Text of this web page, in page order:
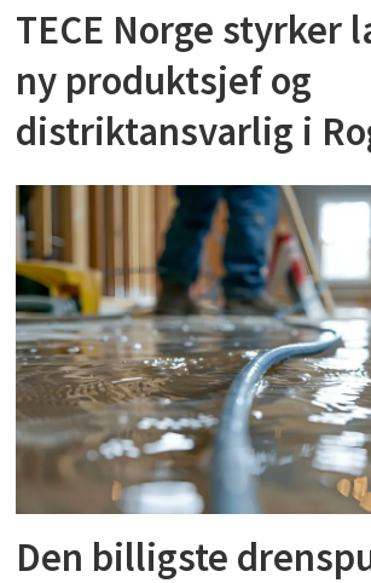
TECE Norge styrker
ny produktsjef og
distriktansvarlig i
Den billigste